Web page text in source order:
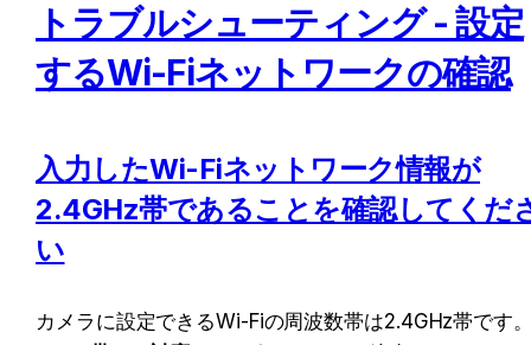
トラブルシューティング - 設定
するWi-Fiネットワークの確認
入力したWi-Fiネットワーク情報が
2.4GHz帯であることを確認してくだ
い
カメラに設定できるWi-Fiの周波数帯は2.4GHz帯です